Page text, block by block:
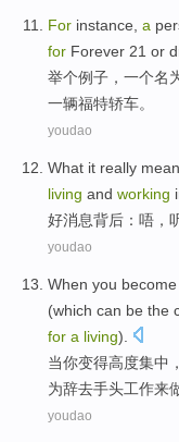
For instance a
for Forever 21 or
举个例子， 一个名
一辆福特轿车。
youdao
What it really
living and working
好消息背后： 唔 ，
youdao
When you become
(which can be the
for a living).
当你变得高度集中，
为辞去手头工作来
youdao